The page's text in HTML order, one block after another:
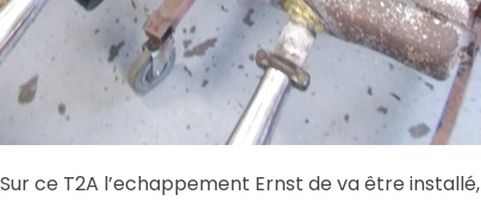
Sur ce T2A l’echappement Ernst de va être installé,